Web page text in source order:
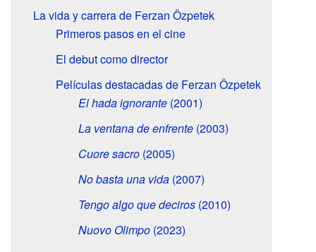
La vida y carrera de Ferzan Özpetek
Primeros pasos en el cine
El debut como director
Películas destacadas de Ferzan Özpetek
El hada ignorante (2001)
La ventana de enfrente (2003)
Cuore sacro (2005)
No basta una vida (2007)
Tengo algo que deciros (2010)
Nuovo Olimpo (2023)